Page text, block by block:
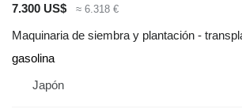
7.300 US$
≈ 6.318 €
Maquinaria de siembra y plantación -
gasolina
Japón